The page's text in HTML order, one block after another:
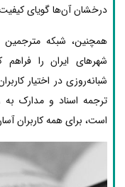
درخشان آن‌ها گویای
همچنین، شبکه مترجمین
شهرهای ایران را فراهم
شبانه‌روزی در اختیار
ترجمه اسناد و مدارک به
است، برای همه کاربران